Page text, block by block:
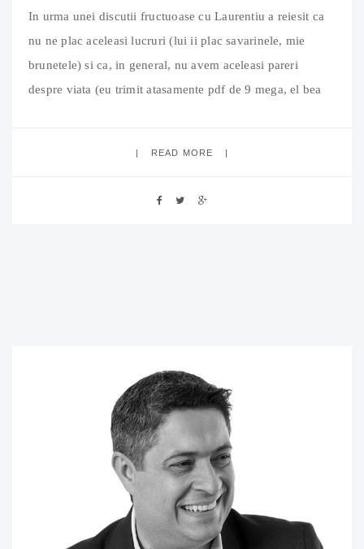
In urma unei discutii fructuoase cu Laurentiu a reiesit ca
nu ne plac aceleasi lucruri (lui ii plac savarinele, mie
brunetele) si ca, in general, nu avem aceleasi pareri
despre viata (eu trimit atasamente pdf de 9 mega, el bea
READ MORE